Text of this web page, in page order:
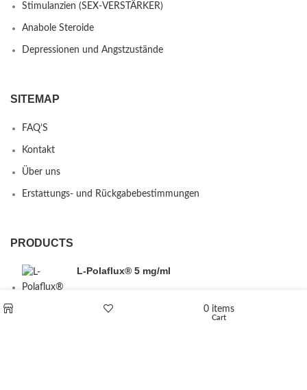
Stimulanzien (SEX-VERSTÄRKER)
Anabole Steroide
Depressionen und Angstzustände
SITEMAP
FAQ’S
Kontakt
Über uns
Erstattungs- und Rückgabebestimmungen
PRODUCTS
L-Polaflux® 5 mg/ml
0 items
Cart